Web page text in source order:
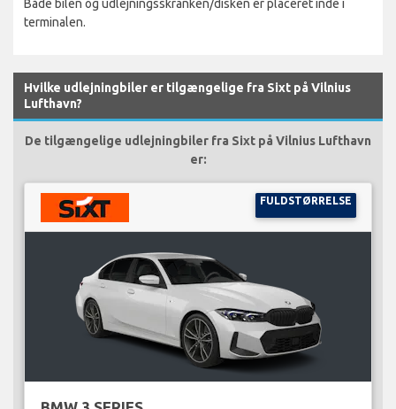
Både bilen og udlejningsskranken/disken er placeret inde i
terminalen.
Hvilke udlejningbiler er tilgængelige fra Sixt på Vilnius
Lufthavn?
De tilgængelige udlejningbiler fra Sixt på Vilnius Lufthavn
er:
FULDSTØRRELSE